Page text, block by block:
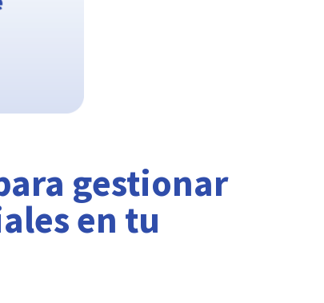
gestionar
en tu